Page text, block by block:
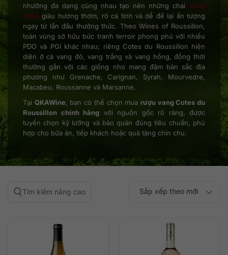
nhưỡng đa dạng cùng nhau tạo nên những chai vang
Pháp giàu hương thơm, rõ cá tính và dễ để lại ấn tượng
ngay từ lần đầu thưởng thức. Theo Wines of Roussillon,
toàn vùng sở hữu bức tranh terroir phong phú với nhiều
PDO và PGI khác nhau; riêng Cotes du Roussillon hiện
diện ở cả vang đỏ, vang trắng và vang hồng, đồng thời
thường gắn với các giống nho mang đậm bản sắc địa
phương như Grenache, Carignan, Syrah, Mourvedre,
Macabeu, Roussanne và Marsanne.
Tại QKAWine, bạn có thể chọn mua rượu vang Cotes du
Roussillon chính hãng với nguồn gốc rõ ràng, được
tuyển chọn kỹ lưỡng và bảo quản đúng tiêu chuẩn, phù
hợp cho bữa ăn, tiếp khách hoặc quà tặng chỉn chu.
Tìm kiếm nâng cao Sắp xếp theo
độ phổ biến
Sắp xếp theo mới
thấp đến cao
cao đến thấp